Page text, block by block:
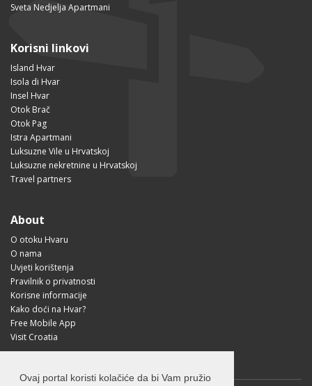
Ovaj portal koristi kolačiće da bi Vam pružio
Sveta Nedjelja Apartmani
Korisni linkovi
Island Hvar
Isola di Hvar
Insel Hvar
Otok Brač
Otok Pag
Istra Apartmani
Luksuzne Vile u Hrvatskoj
Luksuzne nekretnine u Hrvatskoj
Travel partners
About
O otoku Hvaru
O nama
Uvjeti korištenja
Pravilnik o privatnosti
Korisne informacije
Kako doći na Hvar?
Free Mobile App
Visit Croatia